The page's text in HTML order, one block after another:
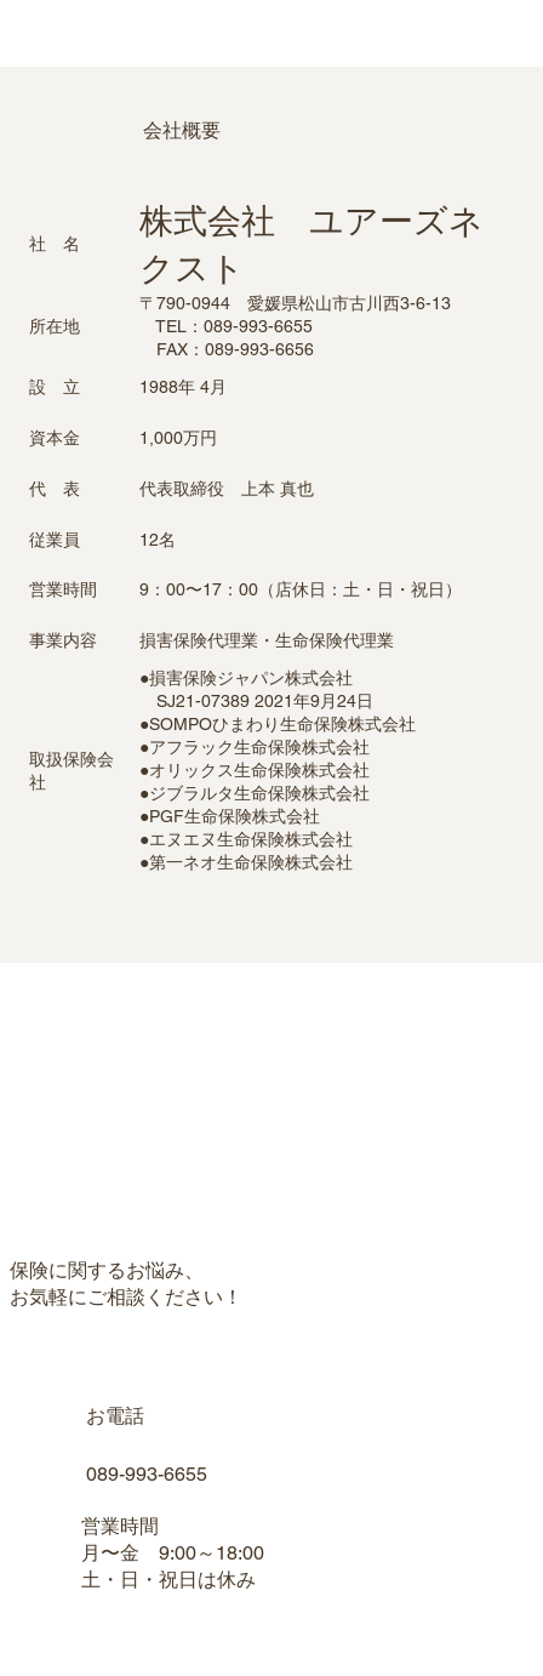
会社概要
社 名
​株式会社 ユアーズネ
クスト
​所在地
〒790-0944 愛媛県松山市古川西3-6-13
TEL：089-993-6655
FAX：089-993-6656
設 立
1988年 4月
資本金 1,000万円
代 表 代表取締役 上本 真也
従業員 12名
営業時間 9：00〜17：00（店休日：土・日・祝日）
事業内容 損害保険代理業・生命保険代理業
取扱保険会
社
●損害保険ジャパン株式会社
SJ21-07389 2021年9月24日
●SOMPOひまわり生命保険株式会社
●アフラック生命保険株式会社
●オリックス生命保険株式会社
●ジブラルタ生命保険株式会社
●PGF生命保険株式会社
●エヌエヌ生命保険株式会社
​●第一ネオ生命保険株式会社
お電話
089-993-6655
営業時間
月〜金 9:00～18:00
土・日・祝日は休み
保険に関するお悩み、​
お気軽にご相談ください！